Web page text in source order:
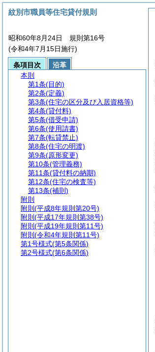
紋別市職員等住宅貸付規則
昭和60年8月24日 規則第16号
(令和4年7月15日施行)
条項目次
沿革
本則
第1条(目的)
第2条(定義)
第3条(住宅の区分及び入居資格等)
第4条(貸付料)
第5条(借受申請)
第6条(使用請書)
第7条(転貸禁止)
第8条(住宅の明渡)
第9条(原形変更)
第10条(管理義務)
第11条(貸付料の納期)
第12条(住宅の検査等)
第13条(補則)
附則
附則 (平成8年規則第20号)
附則 (平成17年規則第38号)
附則 (平成19年規則第11号)
附則 (令和4年規則第11号)
第1号様式(第5条関係)
第2号様式(第6条関係)